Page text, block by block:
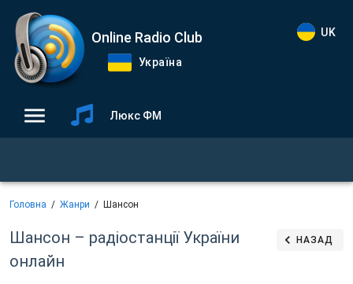
Online Radio Club
Україна
UK
Люкс ФМ
Головна Жанри Шансон
Шансон – радіостанції України
онлайн
НАЗАД